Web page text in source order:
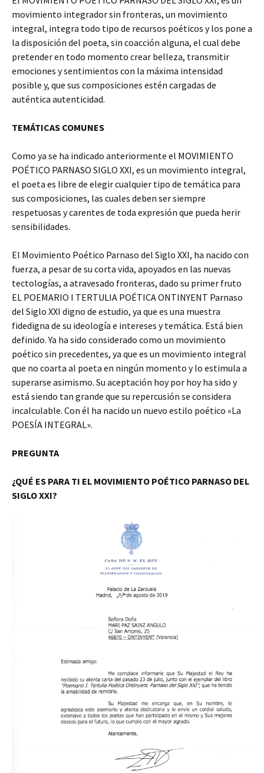
movimiento integrador sin fronteras, un movimiento
integral, integra todo tipo de recursos poéticos y los pone a
la disposición del poeta, sin coacción alguna, el cual debe
pretender en todo momento crear belleza, transmitir
emociones y sentimientos con la máxima intensidad
posible y, que sus composiciones estén cargadas de
auténtica autenticidad.
TEMÁTICAS COMUNES
Como ya se ha indicado anteriormente el MOVIMIENTO
POÉTICO PARNASO SIGLO XXI, es un movimiento integral,
el poeta es libre de elegir cualquier tipo de temática para
sus composiciones, las cuales deben ser siempre
respetuosas y carentes de toda expresión que pueda herir
sensibilidades.
El Movimiento Poético Parnaso del Siglo XXI, ha nacido con
fuerza, a pesar de su corta vida, apoyados en las nuevas
tectologías, a atravesado fronteras, dado su primer fruto
EL POEMARIO I TERTULIA POÉTICA ONTINYENT Parnaso
del Siglo XXI digno de estudio, ya que es una muestra
fidedigna de su ideología e intereses y temática. Está bien
definido. Ya ha sido considerado como un movimiento
poético sin precedentes, ya que es un movimiento integral
que no coarta al poeta en ningún momento y lo estimula a
superarse asimismo. Su aceptación hoy por hoy ha sido y
está siendo tan grande que su repercusión se considera
incalculable. Con él ha nacido un nuevo estilo poético «La
POESÍA INTEGRAL».
PREGUNTA
¿QUÉ ES PARA TI EL MOVIMIENTO POÉTICO PARNASO DEL
SIGLO XXI?